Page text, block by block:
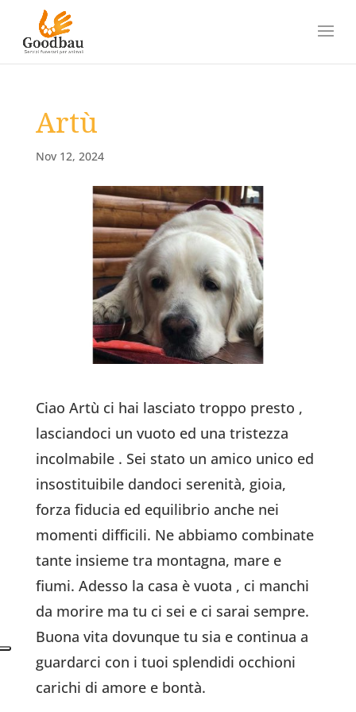
Artù
Nov 12, 2024
Ciao Artù ci hai lasciato troppo presto ,
lasciandoci un vuoto ed una tristezza
incolmabile . Sei stato un amico unico ed
insostituibile dandoci serenità, gioia,
forza fiducia ed equilibrio anche nei
momenti difficili. Ne abbiamo combinate
tante insieme tra montagna, mare e
fiumi. Adesso la casa è vuota , ci manchi
da morire ma tu ci sei e ci sarai sempre.
Buona vita dovunque tu sia e continua a
guardarci con i tuoi splendidi occhioni
carichi di amore e bontà.